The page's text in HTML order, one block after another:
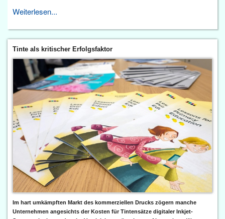
Weiterlesen...
Tinte als kritischer Erfolgsfaktor
Im hart umkämpften Markt des kommerziellen Drucks zögern manche
Unternehmen angesichts der Kosten für Tintensätze digitaler Inkjet-